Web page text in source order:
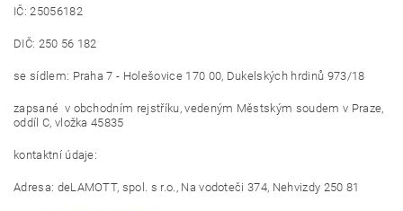
IČ: 25056182
DIČ: 250 56 182
se sídlem: Praha 7 - Holešovice 170 00, Dukelských hrdinů 973/18
zapsané v obchodním rejstříku, vedeným Městským soudem v Praze,
oddíl C, vložka 45835
kontaktní údaje:
Adresa: deLAMOTT, spol. s r.o., Na vodoteči 374, Nehvizdy 250 81